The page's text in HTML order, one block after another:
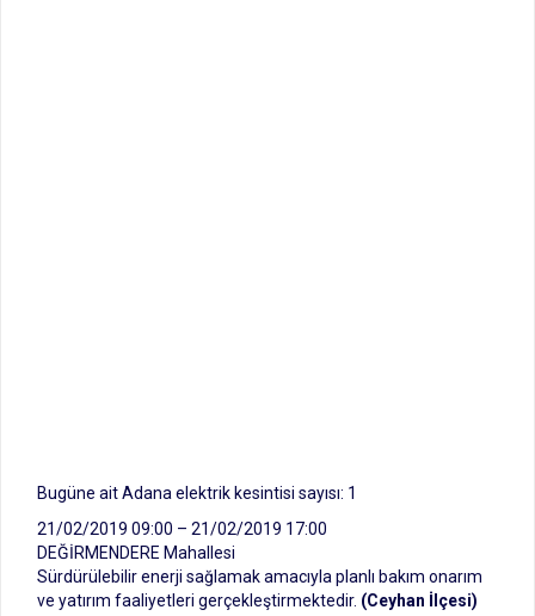
Bugüne ait Adana elektrik kesintisi sayısı: 1
21/02/2019 09:00 – 21/02/2019 17:00
DEĞİRMENDERE Mahallesi
Sürdürülebilir enerji sağlamak amacıyla planlı bakım onarım
ve yatırım faaliyetleri gerçekleştirmektedir. (Ceyhan İlçesi)